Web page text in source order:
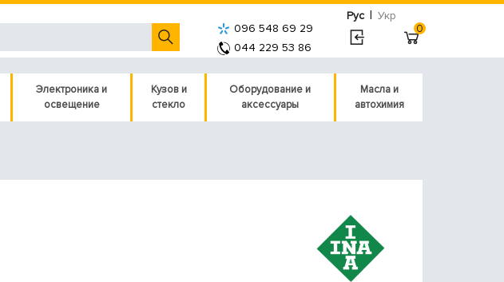
Рус | Укр
096 548 69 29
044 229 53 86
0
Электроника и
освещение
Кузов и
стекло
Оборудование и
аксессуары
Масла и
автохимия